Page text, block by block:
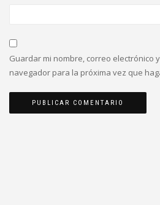
Guardar mi nombre, correo electrónico
navegador para la próxima vez que